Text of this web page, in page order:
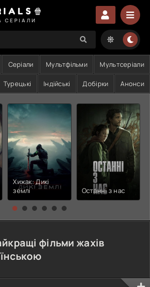
СЕРІАЛИ
Серіали Мультфільми Мультсеріали
Турецькі Індійські Добірки Анонси
Хижак: Дикі
землі
Останні з нас
фільми жахів